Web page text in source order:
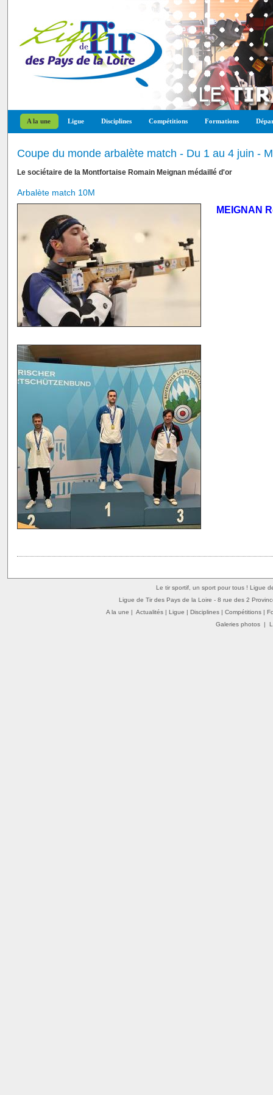
A la une Ligue Disciplines Compétitions Formations
Coupe du monde arbalète match - Du 1 au 4 juin -
Le sociétaire de la Montfortaise Romain Meignan médaillé d'or
Arbalète match 10M
MEIGNAN
Le tir sportif, un sport pour tous ! Ligue
Ligue de Tir des Pays de la Loire - 8 rue des 2
A la une | Actualités | Ligue | Disciplines | Compétitions |
Galeries photos|